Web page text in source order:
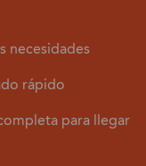
necesidades
rápido
para llegar